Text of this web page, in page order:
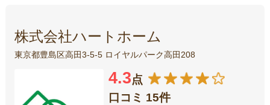
株式会社ハートホーム
東京都豊島区高田3-5-5 ロイヤルパーク高田208
4.3点
口コミ 15件